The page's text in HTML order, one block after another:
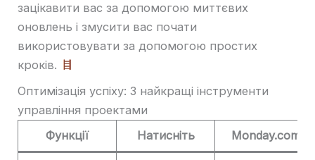
зацікавити вас за допомогою миттєвих
оновлень і змусити вас почати
використовувати за допомогою простих
кроків.
Оптимізація успіху: 3 найкращі інструменти
управління проектами
Функції
Натисніть Monday.com